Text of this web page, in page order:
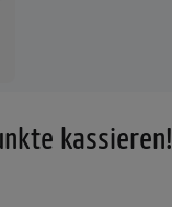
kassieren!